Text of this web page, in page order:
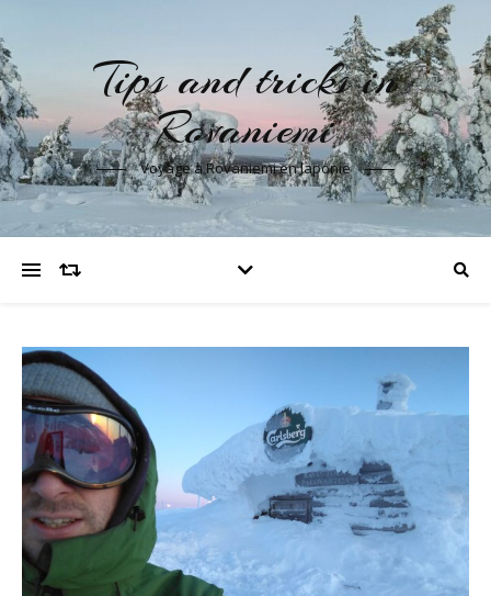
Tips and tricks in
Rovaniemi
Voyage à Rovaniemi en laponie